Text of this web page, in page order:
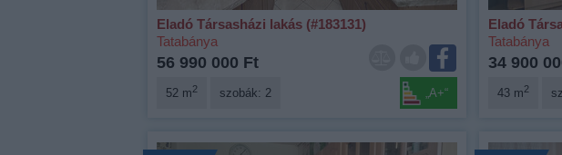
Eladó Társasházi lakás (#183131)
Tatabánya
56 990 000 Ft
52 m2 szobák: 2 „A+“
Eladó
Tatabánya
34 900
43 m2